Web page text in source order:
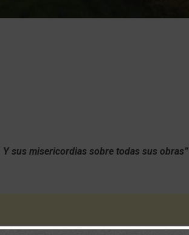
Y sus misericordias sobre todas sus